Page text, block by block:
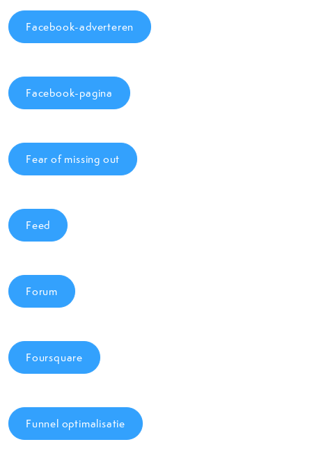
Facebook-adverteren
Facebook-pagina
Fear of missing out
Feed
Forum
Foursquare
Funnel optimalisatie